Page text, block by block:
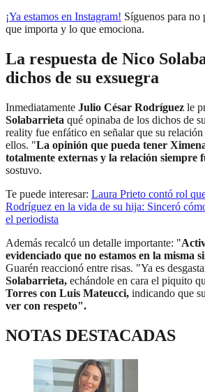
¡Ya estamos en Instagram! Síguenos para no
que importa y lo que emociona.
La respuesta de Nico
dichos de su exsuegra
Inmediatamente Julio César Rodríguez le
Solabarrieta qué opinaba de los dichos de
reality fue enfático en señalar que su
ellos. "La opinión que pueda tener
totalmente externas y la relación siempre
sostuvo.
Te puede interesar: Laura Prieto contó rol
Rodríguez en la vida de su hija: Sinceró
el periodista
Además recalcó un detalle importante: "
evidenciado que no estamos en la misma
Guarén reaccionó entre risas. "Ya es
Solabarrieta, echándole en cara el piquito
Torres con Luis Mateucci, indicando que
ver con respeto".
NOTAS DESTACADAS